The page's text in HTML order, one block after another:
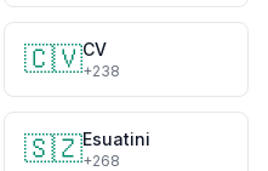
🇨🇻CV
+238
🇸🇿Esuatini
+268